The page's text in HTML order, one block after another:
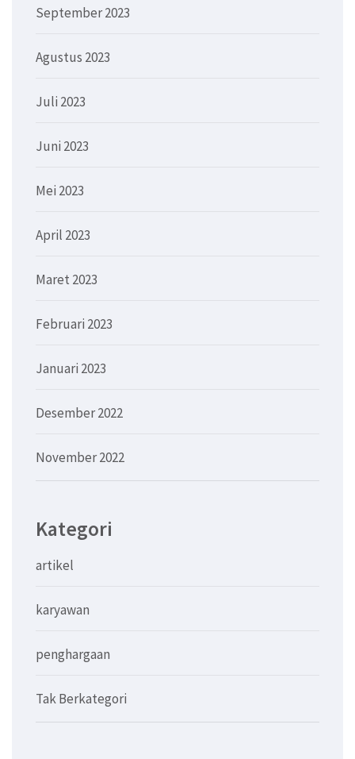
September 2023
Agustus 2023
Juli 2023
Juni 2023
Mei 2023
April 2023
Maret 2023
Februari 2023
Januari 2023
Desember 2022
November 2022
Kategori
artikel
karyawan
penghargaan
Tak Berkategori